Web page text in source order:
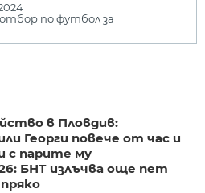
по футбол за
в Пловдив:
Георги повече от час и
с парите му
БНТ излъчва още пет